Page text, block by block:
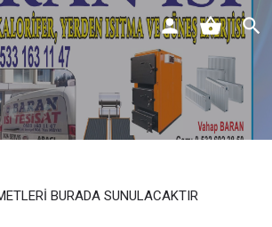
BURADA SUNULACAKTIR